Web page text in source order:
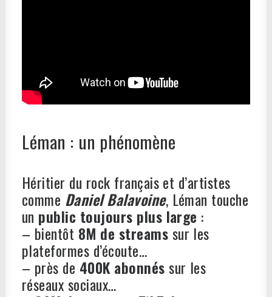
Léman : un phénomène
Héritier du rock français et d’artistes
comme Daniel Balavoine, Léman touche
un public toujours plus large :
– bientôt 8M de streamssur les
plateformes d’écoute…
– près de 400K abonnéssur les
réseaux sociaux…